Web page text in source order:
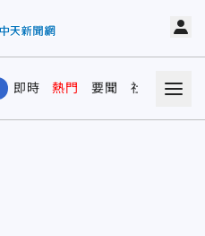
即時 熱門 要聞 社會 娛樂